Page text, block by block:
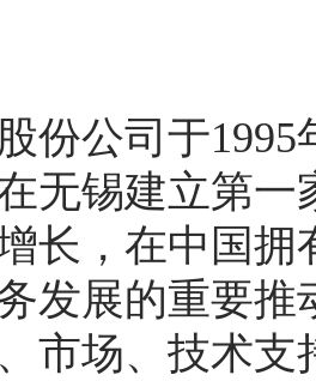
份公司于
无锡建立第
长，在中国拥
发展的重要
市场、技术